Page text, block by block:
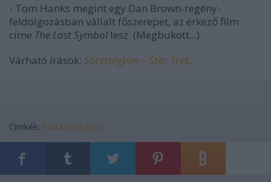
- Tom Hanks megint egy Dan Brown-regény-
feldolgozásban vállalt főszerepet, az érkező film
címe The Lost Symbollesz. (Megbukott...)
Várható írások: Sötétségben – Star Trek.
Címkék: fantasy dráma